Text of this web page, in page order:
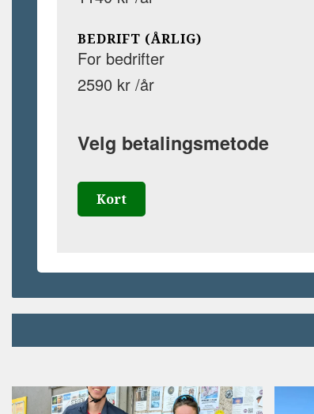
BEDRIFT (ÅRLIG)
For bedrifter
2590 kr /år
Velg betalingsmetode
Kort